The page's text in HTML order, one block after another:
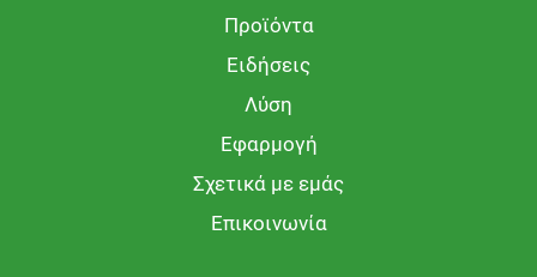
Προϊόντα
Ειδήσεις
Λύση
Εφαρμογή
Σχετικά με εμάς
Επικοινωνία